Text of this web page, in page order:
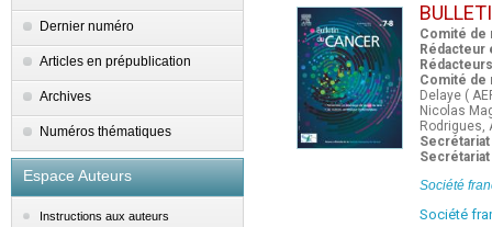
Dernier numéro
Articles en prépublication
Archives
Numéros thématiques
Espace Auteurs
Instructions aux auteurs
Comité de
Rédacteur
Comité de
Delaye (
Nicolas
Rodrigues,
Secrétariat
Société
Société